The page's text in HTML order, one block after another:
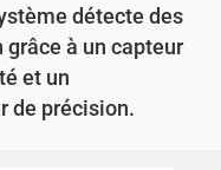
détecte des
à un capteur
et un
de précision.